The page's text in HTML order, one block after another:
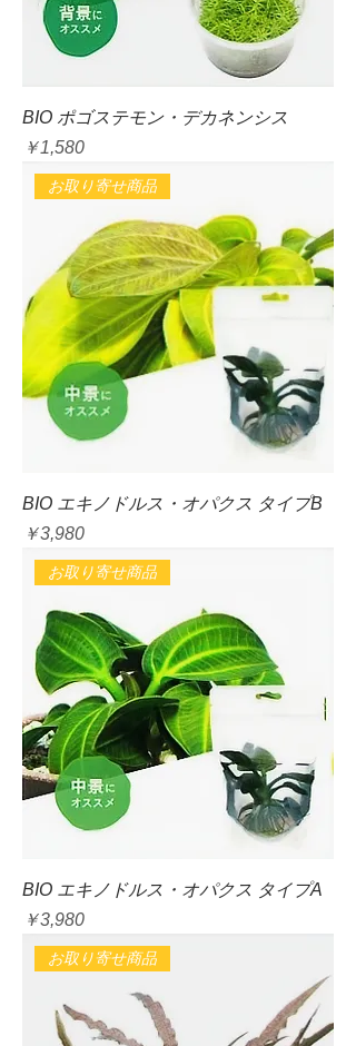
BIO ポゴステモン・デカネンシス
価格
￥1,580
お取り寄せ商品
BIO エキノドルス・オパクス タイプB
価格
￥3,980
お取り寄せ商品
BIO エキノドルス・オパクス タイプA
価格
￥3,980
お取り寄せ商品